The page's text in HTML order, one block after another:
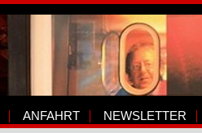
ANFAHRT NEWSLETTER